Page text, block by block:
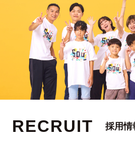
RECRUIT 採用情